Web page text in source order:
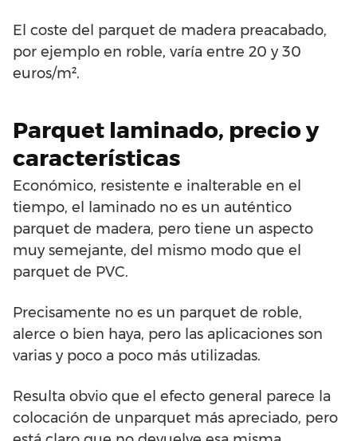
El coste del parquet de madera preacabado,
por ejemplo en roble, varía entre 20 y 30
euros/m².
Parquet laminado, precio y
características
Económico, resistente e inalterable en el
tiempo, el laminado no es un auténtico
parquet de madera, pero tiene un aspecto
muy semejante, del mismo modo que el
parquet de PVC.
Precisamente no es un parquet de roble,
alerce o bien haya, pero las aplicaciones son
varias y poco a poco más utilizadas.
Resulta obvio que el efecto general parece la
colocación de unparquet más apreciado, pero